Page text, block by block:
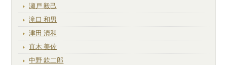
瀬戸 毅己
滝口 和男
津田 清和
直木 美佐
中野 欽二郎